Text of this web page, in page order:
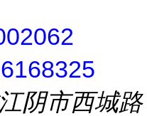
阴市西城路